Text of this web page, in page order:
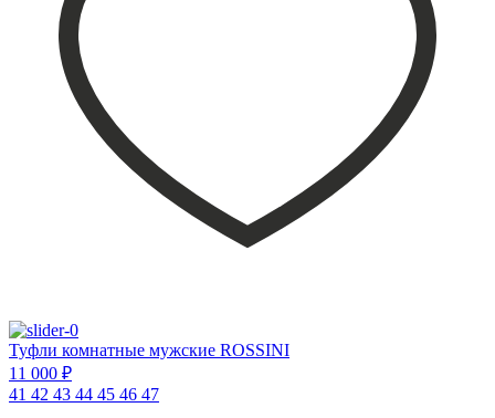
Туфли комнатные мужские ROSSINI
11 000 ₽
41 42 43 44 45 46 47